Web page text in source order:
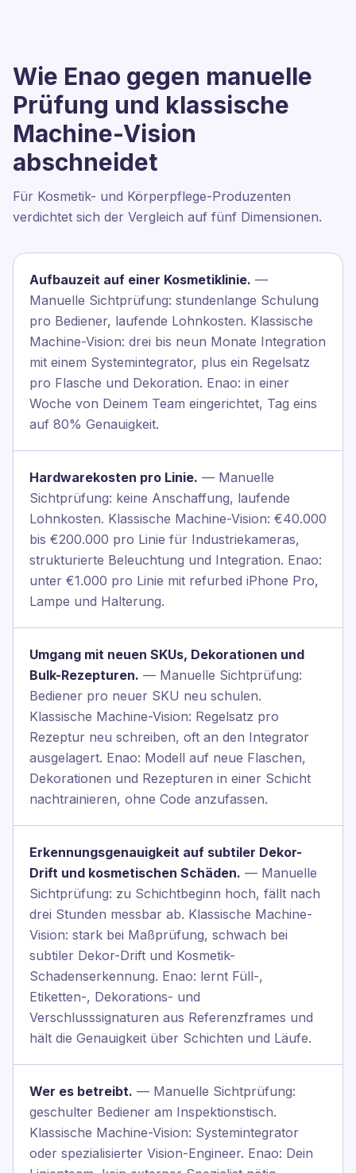
Wie Enao gegen manuelle
Prüfung und klassische
Machine-Vision
abschneidet
Für Kosmetik- und Körperpflege-Produzenten
verdichtet sich der Vergleich auf fünf Dimensionen.
Aufbauzeit auf einer Kosmetiklinie. —
Manuelle Sichtprüfung: stundenlange Schulung
pro Bediener, laufende Lohnkosten. Klassische
Machine-Vision: drei bis neun Monate Integration
mit einem Systemintegrator, plus ein Regelsatz
pro Flasche und Dekoration. Enao: in einer
Woche von Deinem Team eingerichtet, Tag eins
auf 80% Genauigkeit.
Hardwarekosten pro Linie. — Manuelle
Sichtprüfung: keine Anschaffung, laufende
Lohnkosten. Klassische Machine-Vision: €40.000
bis €200.000 pro Linie für Industriekameras,
strukturierte Beleuchtung und Integration. Enao:
unter €1.000 pro Linie mit refurbed iPhone Pro,
Lampe und Halterung.
Umgang mit neuen SKUs, Dekorationen und
Bulk-Rezepturen. — Manuelle Sichtprüfung:
Bediener pro neuer SKU neu schulen.
Klassische Machine-Vision: Regelsatz pro
Rezeptur neu schreiben, oft an den Integrator
ausgelagert. Enao: Modell auf neue Flaschen,
Dekorationen und Rezepturen in einer Schicht
nachtrainieren, ohne Code anzufassen.
Erkennungsgenauigkeit auf subtiler Dekor-
Drift und kosmetischen Schäden. — Manuelle
Sichtprüfung: zu Schichtbeginn hoch, fällt nach
drei Stunden messbar ab. Klassische Machine-
Vision: stark bei Maßprüfung, schwach bei
subtiler Dekor-Drift und Kosmetik-
Schadenserkennung. Enao: lernt Füll-,
Etiketten-, Dekorations- und
Verschlusssignaturen aus Referenzframes und
hält die Genauigkeit über Schichten und Läufe.
Wer es betreibt. — Manuelle Sichtprüfung:
geschulter Bediener am Inspektionstisch.
Klassische Machine-Vision: Systemintegrator
oder spezialisierter Vision-Engineer. Enao: Dein